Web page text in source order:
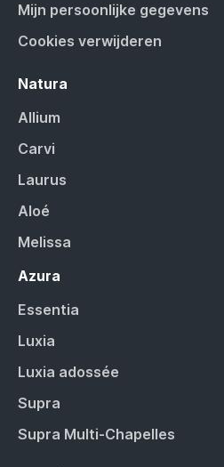
Mijn persoonlijke gegevens
Cookies verwijderen
Natura
Allium
Carvi
Laurus
Aloé
Melissa
Azura
Essentia
Luxia
Luxia adossée
Supra
Supra Multi-Chapelles